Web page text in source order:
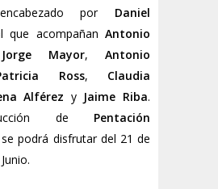
por Daniel
que acompañan Antonio
Jorge Mayor, Antonio
Ross, Claudia
Alférez y Jaime Riba.
de Pentación
se podrá disfrutar del 21 de